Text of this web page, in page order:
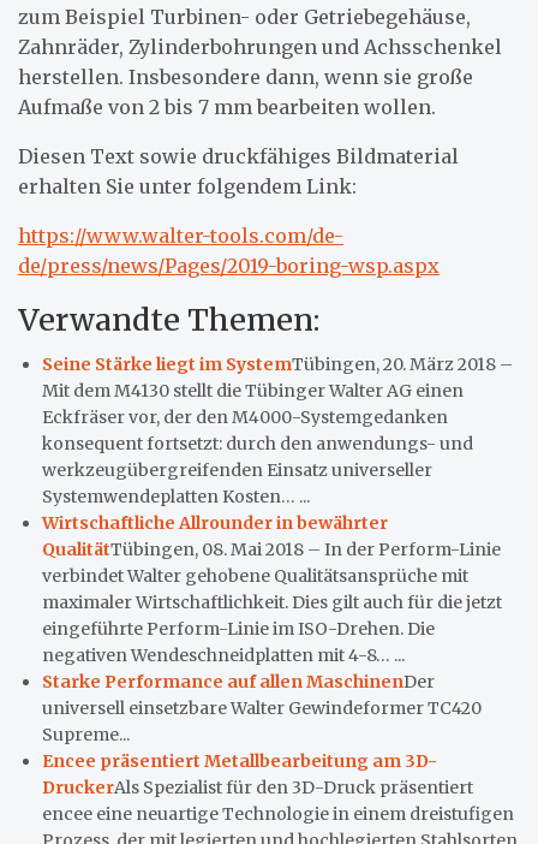
zum Beispiel Turbinen- oder Getriebegehäuse,
Zahnräder, Zylinderbohrungen und Achsschenkel
herstellen. Insbesondere dann, wenn sie große
Aufmaße von 2 bis 7 mm bearbeiten wollen.
Diesen Text sowie druckfähiges Bildmaterial
erhalten Sie unter folgendem Link:
https://www.walter-tools.com/de-
de/press/news/Pages/2019-boring-wsp.aspx
Verwandte Themen:
Seine Stärke liegt im SystemTübingen, 20. März 2018 –
Mit dem M4130 stellt die Tübinger Walter AG einen
Eckfräser vor, der den M4000-Systemgedanken
konsequent fortsetzt: durch den anwendungs- und
werkzeugübergreifenden Einsatz universeller
Systemwendeplatten Kosten… ...
Wirtschaftliche Allrounder in bewährter
QualitätTübingen, 08. Mai 2018 – In der Perform-Linie
verbindet Walter gehobene Qualitätsansprüche mit
maximaler Wirtschaftlichkeit. Dies gilt auch für die jetzt
eingeführte Perform-Linie im ISO-Drehen. Die
negativen Wendeschneidplatten mit 4-8… ...
Starke Performance auf allen MaschinenDer
universell einsetzbare Walter Gewindeformer TC420
Supreme...
Encee präsentiert Metallbearbeitung am 3D-
DruckerAls Spezialist für den 3D-Druck präsentiert
encee eine neuartige Technologie in einem dreistufigen